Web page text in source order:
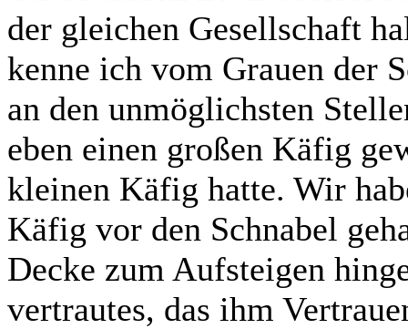
der gleichen Gesellschaft
kenne ich vom Grauen der
an den unmöglichsten
eben einen großen Käfig
kleinen Käfig hatte. Wir
Käfig vor den Schnabel
Decke zum Aufsteigen
vertrautes, das ihm